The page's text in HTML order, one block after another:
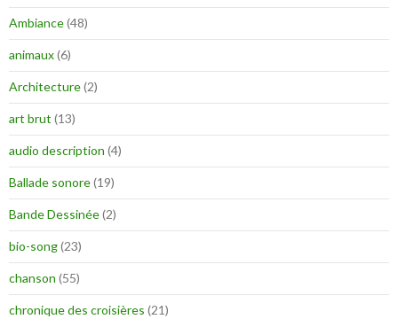
Ambiance(48)
animaux(6)
Architecture(2)
art brut (13)
audio description (4)
Ballade sonore(19)
Bande Dessinée(2)
bio-song(23)
chanson (55)
chronique des croisières (21)